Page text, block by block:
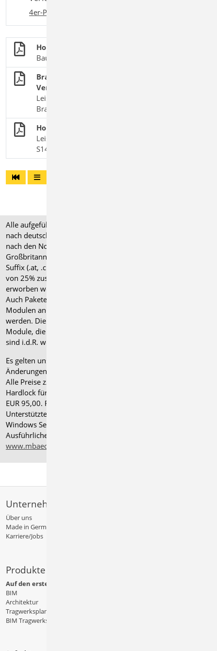
4er-Paket
Holzbau
BauStatik-Module nach DIN EN 1995-1-1
Brandnachweise für Bauteile mit
Verbindungsmittel
Leistungsübersicht zum Thema „baulicher
Brandschutz“
Holz-Kopfbandbalken
Leistungsbeschreibung des BauStatik-Moduls
S141.de Holz-Kopfbandbalken
Alle aufgeführten Preise verstehen sich für Module/Pakete
nach deutschen Normgrundlagen (".de"). Module, die auch
nach den Normen für Österreich, Schweiz, Italien und
Großbritannien verfügbar sind, tragen ein entsprechendes
Suffix (.at, .ch, .it bzw. .uk) und können gegen einen Aufpreis
von 25% zusammen mit dem jeweiligen ".de"-Modul
erworben werden.
Auch Pakete können gegen einen Aufpreis von 25% mit
Modulen anderer Normen (.at, .ch, .it bzw. .uk) erweitert
werden. Die Paketerweiterung umfasst alle entsprechenden
Module, die zum Zeitpunkt des Kaufs verfügbar sind. Das
sind i.d.R. weniger Module als nach deutscher Norm.
Es gelten unsere
Änderungen und Irrtümer vorbehalten.
Alle Preise zzgl. Versandkosten und gesetzlicher MwSt.
Hardlock für Einzelplatzlizenz, je Arbeitsplatz erforderlich
EUR 95,00. Folgelizenz-/Netzwerkbedingungen auf Anfrage.
Unterstützte Betriebssysteme: Windows
Windows Server 2025 mit Windows Terminal Server.
Ausführliche Informationen auf
www.mbaec.de/service/systemvoraussetzungen
Unternehmen
Über uns
Made in Germany
Karriere/Jobs
Produkte
Auf den ersten Blick
BIM
Architektur
Tragwerksplanung
BIM Tragwerksplanung